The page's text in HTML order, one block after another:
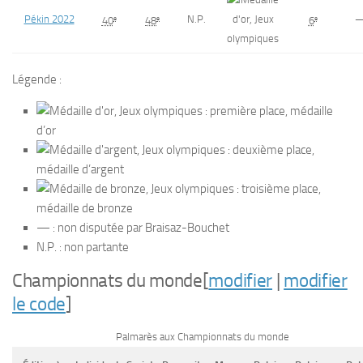
Pékin 2022 40e 48e N.P. 6e
Légende :
: première place, médaille
d’or
: deuxième place,
médaille d’argent
: troisième place,
médaille de bronze
— : non disputée par Braisaz-Bouchet
N.P. : non partante
Championnats du monde[modifier | modifier
le code]
Palmarès aux Championnats du monde